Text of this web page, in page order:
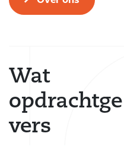
Wat
opdrachtge
vers